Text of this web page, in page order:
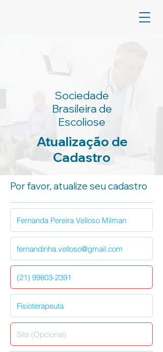
Sociedade
Brasileira de
Escoliose
Atualização de
Cadastro
Por favor, atualize seu cadastro